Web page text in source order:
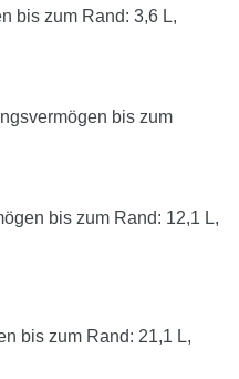
bis zum Rand: 3,6 L,
bis zum
bis zum Rand: 12,1 L,
bis zum Rand: 21,1 L,